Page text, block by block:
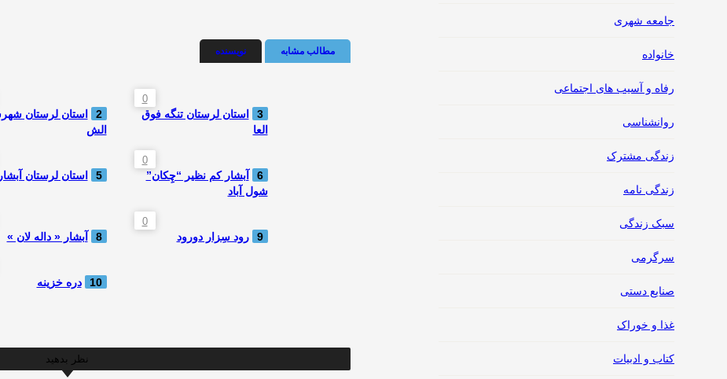
مطالب مشابه نویسنده
2
استان لرستان
الش
0
3
استان لرستان تنگه فوق
العا
5 استان لرستان
0
6
آبشار کم نظیر “چِکان”
شول آباد
8 آبشار « داله لان »
0
9 رود سِزار دورود
10 دره خزینه
نظر بدهید
جامعه شهری
خانواده
رفاه و آسیب های اجتماعی
روانشناسی
زندگی مشترک
زندگی نامه
سبک زندگی
سرگرمی
صنایع دستی
غذا و خوراک
کتاب و ادبیات